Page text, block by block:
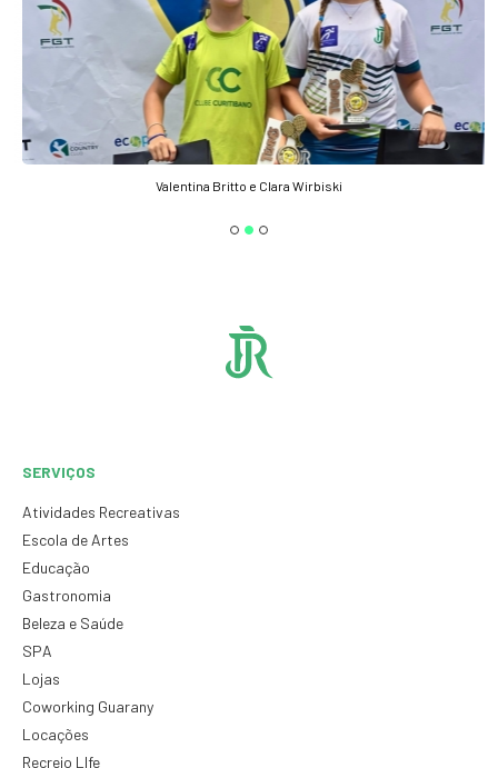
Valentina Britto e Clara Wirbiski
SERVIÇOS
Atividades Recreativas
Escola de Artes
Educação
Gastronomia
Beleza e Saúde
SPA
Lojas
Coworking Guarany
Locações
Recreio LIfe